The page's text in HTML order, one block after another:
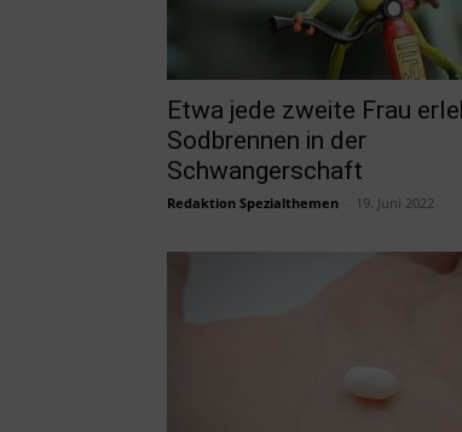
Etwa jede zweite Frau
Sodbrennen in der
Schwangerschaft
Redaktion Spezialthemen 19. Juni 2022